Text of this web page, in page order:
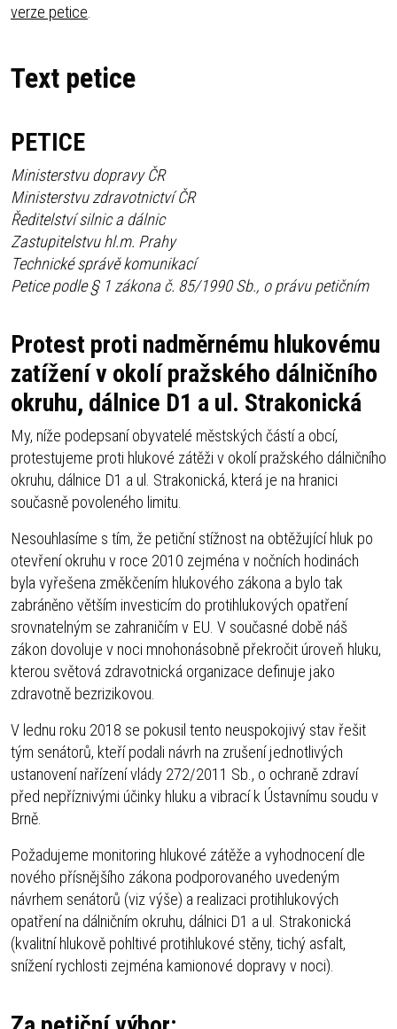
verze petice
Text petice
PETICE
Ministerstvu dopravy ČR
Ministerstvu zdravotnictví ČR
Ředitelství silnic a dálnic
Zastupitelstvu hl.m. Prahy
Technické správě komunikací
Petice podle § 1 zákona č. 85/1990 Sb., o právu petičním
Protest proti nadměrnému hlukovému
zatížení v okolí pražského dálničního
okruhu, dálnice D1 a ul. Strakonická
My, níže podepsaní obyvatelé městských částí a obcí,
protestujeme proti hlukové zátěži v okolí pražského dálničního
okruhu, dálnice D1 a ul. Strakonická, která je na hranici
současně povoleného limitu.
Nesouhlasíme s tím, že petiční stížnost na obtěžující hluk po
otevření okruhu v roce 2010 zejména v nočních hodinách
byla vyřešena změkčením hlukového zákona a bylo tak
zabráněno větším investicím do protihlukových opatření
srovnatelným se zahraničím v EU. V současné době náš
zákon dovoluje v noci mnohonásobně překročit úroveň hluku,
kterou světová zdravotnická organizace definuje jako
zdravotně bezrizikovou.
V lednu roku 2018 se pokusil tento neuspokojivý stav řešit
tým senátorů, kteří podali návrh na zrušení jednotlivých
ustanovení nařízení vlády 272/2011 Sb., o ochraně zdraví
před nepříznivými účinky hluku a vibrací k Ústavnímu soudu v
Brně.
Požadujeme monitoring hlukové zátěže a vyhodnocení dle
nového přísnějšího zákona podporovaného uvedeným
návrhem senátorů (viz výše) a realizaci protihlukových
opatření na dálničním okruhu, dálnici D1 a ul. Strakonická
(kvalitní hlukově pohltivé protihlukové stěny, tichý asfalt,
snížení rychlosti zejména kamionové dopravy v noci).